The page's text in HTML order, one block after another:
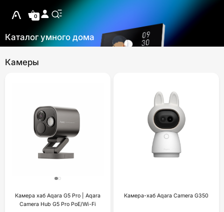
0
Каталог умного дома
Камеры
Камера хаб Aqara G5 Pro | Aqara
Camera Hub G5 Pro PoE/Wi-Fi
Камера-хаб Aqara Camera G350